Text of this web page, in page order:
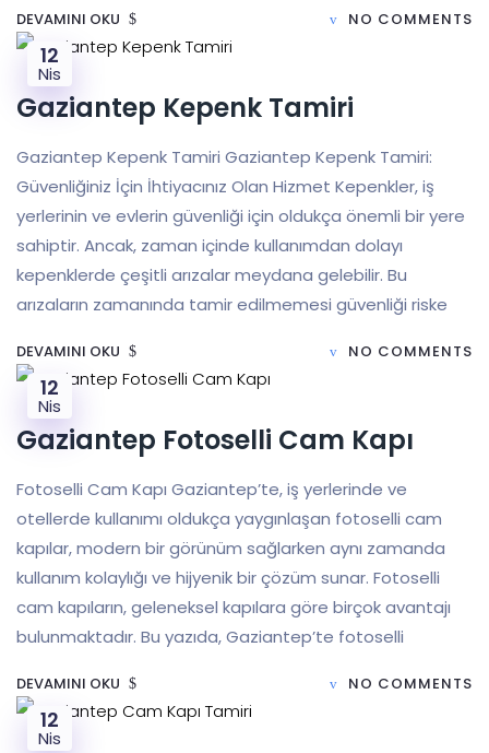
DEVAMINI OKU NO COMMENTS
12
Nis
Gaziantep Kepenk Tamiri
Gaziantep Kepenk Tamiri Gaziantep Kepenk Tamiri:
Güvenliğiniz İçin İhtiyacınız Olan Hizmet Kepenkler, iş
yerlerinin ve evlerin güvenliği için oldukça önemli bir yere
sahiptir. Ancak, zaman içinde kullanımdan dolayı
kepenklerde çeşitli arızalar meydana gelebilir. Bu
arızaların zamanında tamir edilmemesi güvenliği riske
DEVAMINI OKU NO COMMENTS
12
Nis
Gaziantep Fotoselli Cam Kapı
Fotoselli Cam Kapı Gaziantep’te, iş yerlerinde ve
otellerde kullanımı oldukça yaygınlaşan fotoselli cam
kapılar, modern bir görünüm sağlarken aynı zamanda
kullanım kolaylığı ve hijyenik bir çözüm sunar. Fotoselli
cam kapıların, geleneksel kapılara göre birçok avantajı
bulunmaktadır. Bu yazıda, Gaziantep’te fotoselli
DEVAMINI OKU NO COMMENTS
12
Nis